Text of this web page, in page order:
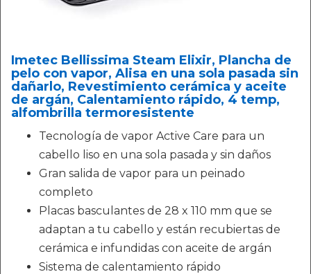
Imetec Bellissima Steam Elixir, Plancha de
pelo con vapor, Alisa en una sola pasada sin
dañarlo, Revestimiento cerámica y aceite
de argán, Calentamiento rápido, 4 temp,
alfombrilla termoresistente
Tecnología de vapor Active Care para un
cabello liso en una sola pasada y sin daños
Gran salida de vapor para un peinado
completo
Placas basculantes de 28 x 110 mm que se
adaptan a tu cabello y están recubiertas de
cerámica e infundidas con aceite de argán
Sistema de calentamiento rápido